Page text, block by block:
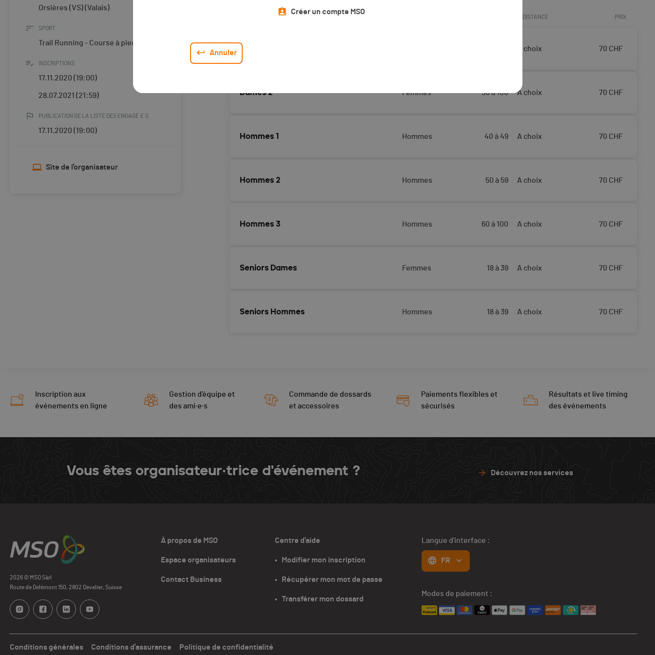
Créer un compte MSO
Annuler
Orsières (VS) (Valais)
SPORT
Trail Running - Course à pied
INSCRIPTIONS
17.11.2020 (19:00)
28.07.2021 (21:59)
PUBLICATION DE LA LISTE DES ENGAGÉ·E·S
17.11.2020 (19:00)
Site de l'organisateur
CATÉGORIES DISTANCE PRIX
Dames 1 A choix 70 CHF
Dames 2 Femmes 50 à 100 A choix 70 CHF
Hommes 1 Hommes 40 à 49 A choix 70 CHF
Hommes 2 Hommes 50 à 59 A choix 70 CHF
Hommes 3 Hommes 60 à 100 A choix 70 CHF
Seniors Dames Femmes 18 à 39 A choix 70 CHF
Seniors Hommes Hommes 18 à 39 A choix 70 CHF
Inscription aux
événements en ligne
Gestion d'équipe et
des ami·e·s
Commande de dossards
et accessoires
Paiements flexibles et
sécurisés
Résultats et live timing
des événements
Vous êtes organisateur·trice d'événement ? Découvrez nos services
2026 © MSO Sàrl
Route de Delémont 150, 2802 Develier, Suisse
À propos de MSO
Espace organisateurs
Contact Business
Centre d'aide
•   Modifier mon inscription
•   Récupérer mon mot de passe
•   Transférer mon dossard
Langue d'interface :
FR
Modes de paiement :
Conditions générales Conditions d'assurance Politique de confidentialité